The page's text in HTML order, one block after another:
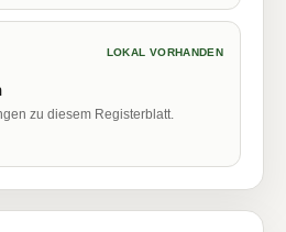
LOKAL VORHANDEN
zu diesem Registerblatt.